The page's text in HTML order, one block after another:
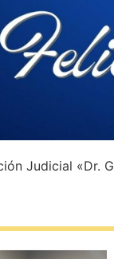
Judicial «Dr.